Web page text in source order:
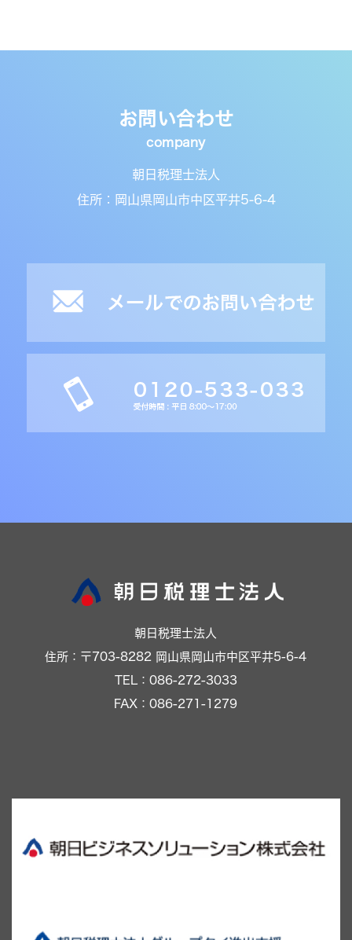
お問い合わせ
朝日税理士法人
住所：岡山県岡山市中区平井5-6-4
朝日税理士法人
住所：〒703-8282 岡山県岡山市中区平井5-6-4
TEL：086-272-3033
FAX：086-271-1279